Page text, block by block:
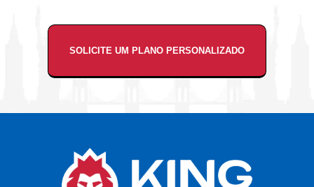
SOLICITE UM PLANO PERSONALIZADO